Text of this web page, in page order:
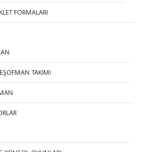
FORMALARI
TAKIMI